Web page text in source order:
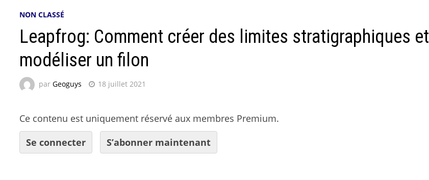
NON CLASSÉ
Leapfrog: Comment créer des limites stratigraphiques et
modéliser un filon
parGeoguys 18 juillet 2021
Ce contenu est uniquement réservé aux membres Premium.
Se connecter
S’abonner maintenant